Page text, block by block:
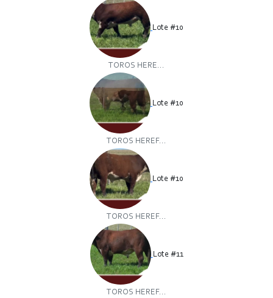
Lote #10
TOROS HERE...
Lote #10
TOROS HEREF...
Lote #10
TOROS HEREF...
Lote #11
TOROS HEREF...